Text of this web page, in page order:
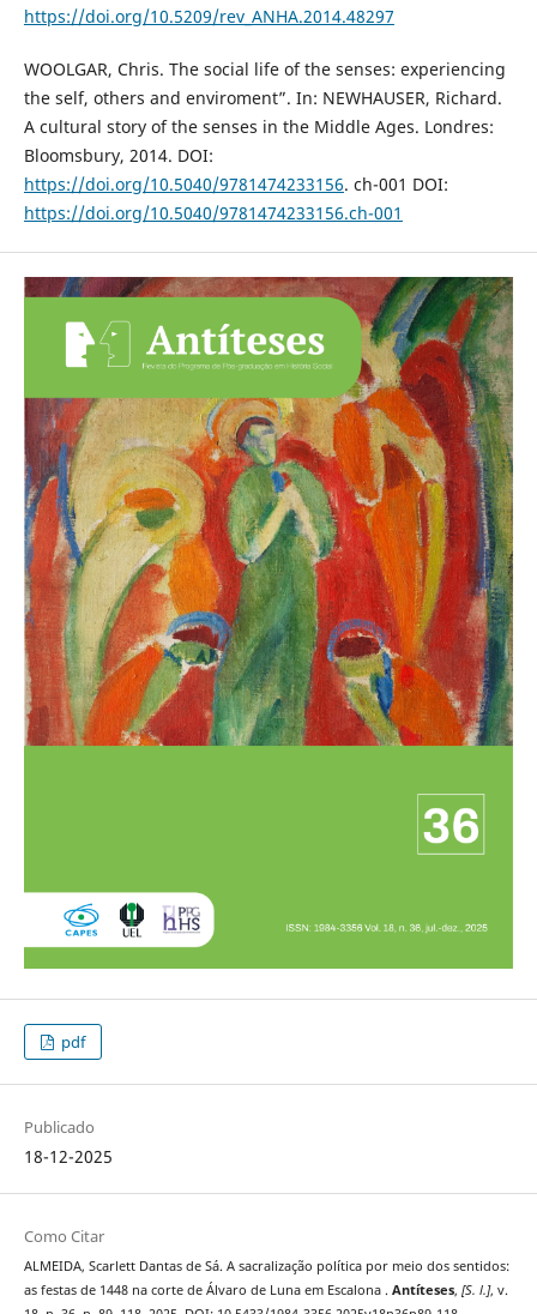
https://doi.org/10.5209/rev_ANHA.2014.48297
WOOLGAR, Chris. The social life of the senses: experiencing
the self, others and enviroment”. In: NEWHAUSER, Richard.
A cultural story of the senses in the Middle Ages. Londres:
Bloomsbury, 2014. DOI:
https://doi.org/10.5040/9781474233156. ch-001 DOI:
https://doi.org/10.5040/9781474233156.ch-001
pdf
Publicado
18-12-2025
Como Citar
ALMEIDA, Scarlett Dantas de Sá. A sacralização política por meio dos sentidos:
as festas de 1448 na corte de Álvaro de Luna em Escalona . Antíteses, [S. l.], v.